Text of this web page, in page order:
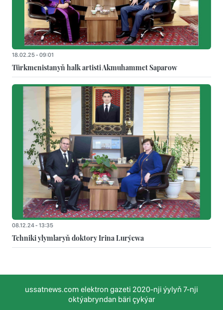
18.02.25 - 09:01
Türkmenistanyň halk artisti Akmuhammet Saparow
08.12.24 - 13:35
Tehniki ylymlaryň doktory Irina Lurýewa
ussatnews.com elektron gazeti 2020-nji ýylyň 7-nji
oktýabryndan bäri çykýar